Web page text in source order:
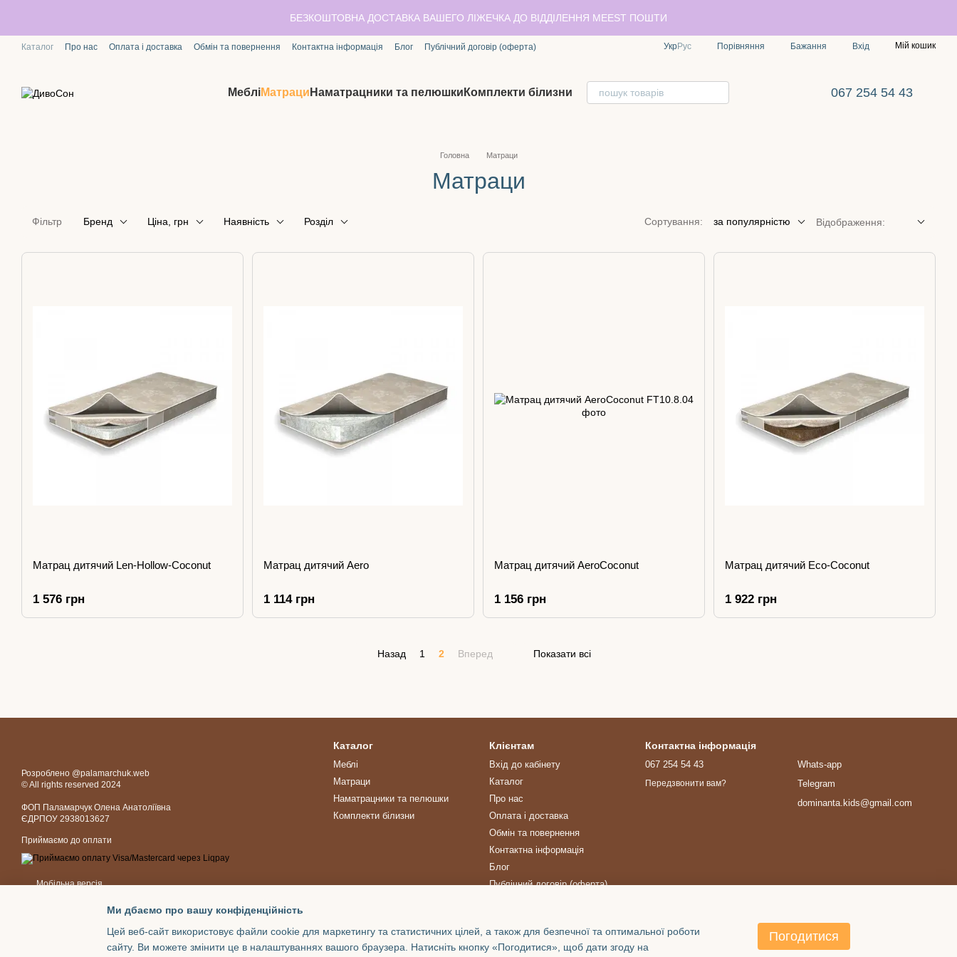
БЕЗКОШТОВНА ДОСТАВКА ВАШЕГО ЛІЖЕЧКА ДО ВІДДІЛЕННЯ MEEST ПОШТИ
Каталог Про нас Оплата і доставка Обмін та повернення Контактна інформація Блог Публічний договір (оферта) УкрРус Порівняння Бажання Вхід Мій кошик
МебліМатраци Наматрацники та пелюшки Комплекти білизни 067 254 54 43
Головна Матраци
Матраци
Фільтр Бренд Ціна, грн Наявність Розділ Сортування: за популярністю Відображення:
Матрац дитячий Len-Hollow-Coconut
1 576 грн
Матрац дитячий Aero
1 114 грн
Матрац дитячий AeroCoconut
1 156 грн
Матрац дитячий Eco-Coconut
1 922 грн
Назад 1 2 Вперед Показати всі
Розроблено @palamarchuk.web
© All rights reserved 2024
ФОП Паламарчук Олена Анатоліївна
ЄДРПОУ 2938013627
Приймаємо до оплати
Мобільна версія
Каталог
Меблі
Матраци
Наматрацники та пелюшки
Комплекти білизни
Клієнтам
Вхід до кабінету
Каталог
Про нас
Оплата і доставка
Обмін та повернення
Контактна інформація
Блог
Публічний договір (оферта)
Контактна інформація
067 254 54 43
Передзвонити вам?
Whats-app
Telegram
dominanta.kids@gmail.com
Ми дбаємо про вашу конфіденційність
Цей веб-сайт використовує файли cookie для маркетингу та статистичних цілей, а також для безпечної та оптимальної роботи
сайту. Ви можете змінити це в налаштуваннях вашого браузера. Натисніть кнопку «Погодитися», щоб дати згоду на
Погодитися